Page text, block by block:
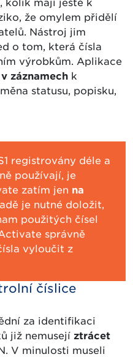
kolik mají ještě k
že omylem přidělí
Nástroj jim
o tom, která čísla
výrobkům. Aplikace
záznamech k
statusu, popisku,
registrovány déle a
používají, je
zatím jen na
je nutné doložit,
použitých čísel
správně
vyloučit z
číslice
za identifikaci
již nemusejí ztrácet
V minulosti museli